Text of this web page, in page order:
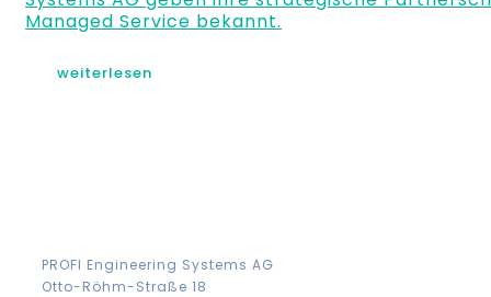
Managed Service bekannt.
weiterlesen
PROFI Engineering Systems AG
Otto-Röhm-Straße 18